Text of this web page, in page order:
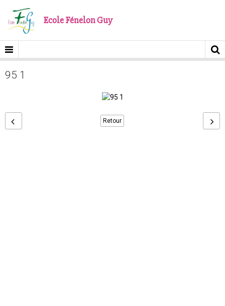
Ecole Fénelon Guy
95 1
Retour